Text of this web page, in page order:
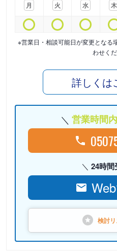
月
火
水
木
※営業日・相談可能日が変更となる
わせくだ
詳しくは
営業時間内
24時間
検討